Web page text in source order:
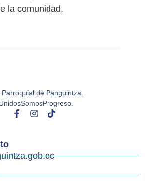
la comunidad.
Parroquial de Panguintza.